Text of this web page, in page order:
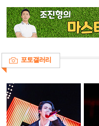
포토갤러리